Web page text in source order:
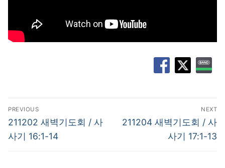
글
탐
색
PREVIOUS
Previous
post:
211202 새벽기도회 / 사
사기 16:1-14
NEXT
Next
211204 새벽기도회 / 사
사기 17:1-13